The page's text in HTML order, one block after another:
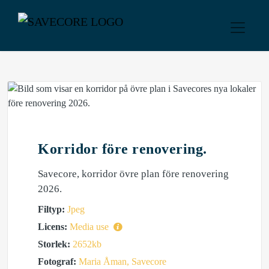
Korridor före renovering.
Savecore, korridor övre plan före renovering
2026.
Filtyp: Jpeg
Licens: Media use
Storlek: 2652kb
Fotograf: Maria Åman, Savecore